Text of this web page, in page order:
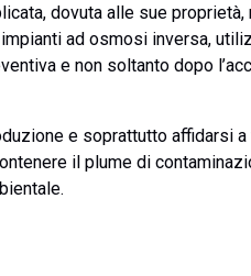
dovuta alle sue
ad osmosi inversa,
e non soltanto dopo
e soprattutto affidarsi
il plume di